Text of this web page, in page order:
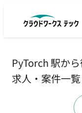
PyTorch 駅か
求人・案件一覧